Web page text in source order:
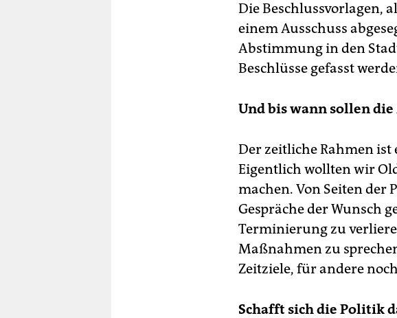
Die Beschlussvorlagen,
einem Ausschuss
Abstimmung in den
Beschlüsse gefasst
Und bis wann sollen
Der zeitliche Rahmen
Eigentlich­ wollten wir
machen. Von Seiten der
Gespräche der Wunsch
Terminierung zu
Maßnahmen zu
Zeitziele, für andere­
Schafft sich die Politik